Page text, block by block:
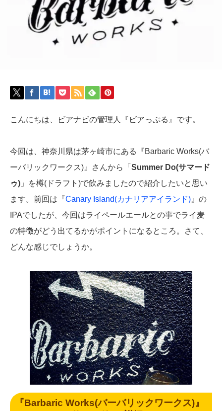
こんにちは、ビアナビの管理人『ビアっぷる』です。
今回は、神奈川県は茅ヶ崎市にある『Barbaric Works(バ
ーバリックワークス)』さんから「 Summer Do(サマード
ゥ) 」を樽(ドラフト)で飲みましたので紹介したいと思い
ます。前回は『Canary Island(カナリアアイランド) 』の
IPAでしたが、今回はライペールエールとの事でライ麦
の特徴がどう出てるかがポイントになるところ。さて、
どんな感じでしょうか。
『Barbaric Works(バーバリックワークス)』